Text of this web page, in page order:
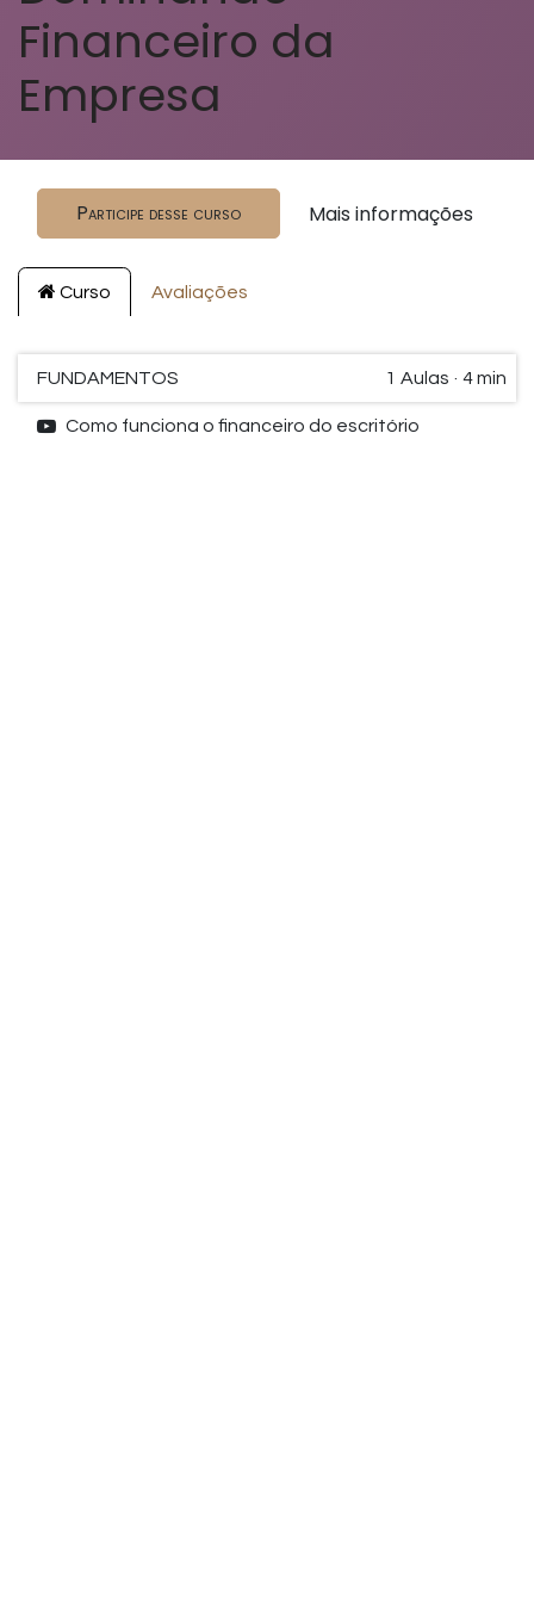
Financeiro da
Empresa
Participe desse curso Mais informações
Curso Avaliações
FUNDAMENTOS 1 Aulas · 4 min
Como funciona o financeiro do escritório